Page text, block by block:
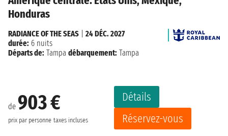
Honduras
de 903 €
prix par personne taxes incluses
Détails
Réservez-vous
RADIANCE OF THE SEAS
24 DÉC. 2027
durée: 6 nuits
Départs de: Tampa débarquement: Tampa